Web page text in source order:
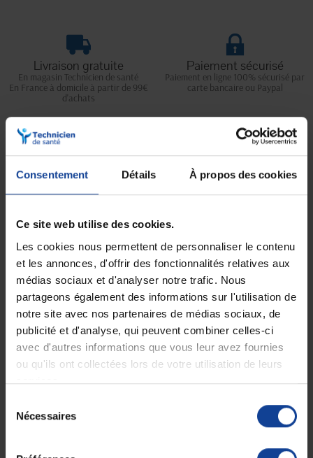
Consentement Détails À propos des cookies
Ce site web utilise des cookies.
Les cookies nous permettent de personnaliser le contenu
et les annonces, d'offrir des fonctionnalités relatives aux
médias sociaux et d'analyser notre trafic. Nous
partageons également des informations sur l'utilisation de
notre site avec nos partenaires de médias sociaux, de
publicité et d'analyse, qui peuvent combiner celles-ci
avec d'autres informations que vous leur avez fournies
ou qu'ils ont collectées lors de votre utilisation de leurs
services.
Nécessaires
Livraison gratuite
En magasin Technicien de santé
En France à domicile à partir de 99€
d'achats
Paiement sécurisé
Paiement en ligne 100% sécurisé par
carte bancaire ou Paypal
Expédition
soignée et discrète
Service client
Lundi au jeudi : 9h à 12h30 - 13h30 à
18h
Le vendredi jusqu'à 17h
Barre d'appui murale : une aide efficace
pour la baignoire ou la douche
Labarre d'appui à ventouses Yellow B.est parfaite pour sécuriser
une salle de bain. Sa ventouse se fixe parfaitement sur lafaïence
murale sans décorsgrâce à un système de verrouillage efficace et
sécurisant.
La mise en place est très simple : il suffit depresser la ventouse à
a été pensée pour faciliter la
doux.